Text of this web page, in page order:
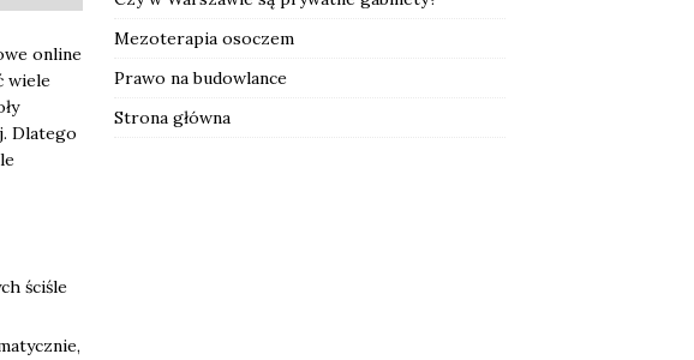
online
wiele
Dlatego
ściśle
Mezoterapia osoczem
Prawo na budowlance
Strona główna